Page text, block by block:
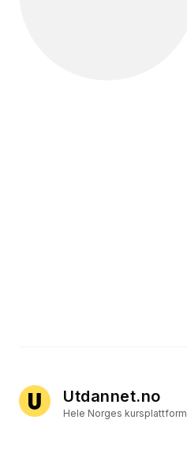
Utdannet.no
Hele Norges kursplattform